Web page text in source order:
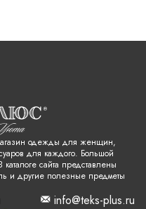
одежды для женщин,
для каждого. Большой
сайта представлены
и другие полезные предметы
info@teks-plus.ru